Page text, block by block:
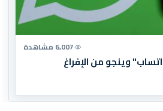
6,007 مشاهدة
وينجو من الإفراغ